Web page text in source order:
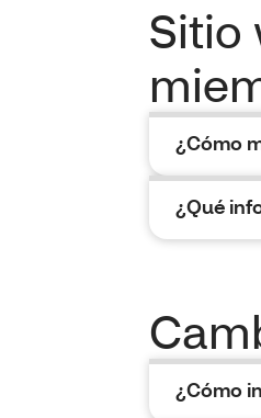
Sitio
¿Cómo
¿Qué
¿Cómo